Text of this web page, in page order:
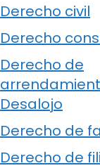
Derecho civil
Derecho
Derecho de
Desalojo
Derecho de
Derecho de